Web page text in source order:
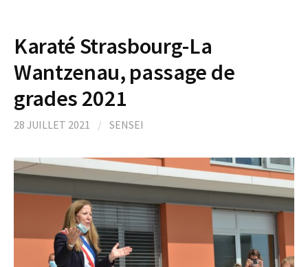
Karaté Strasbourg-La
Wantzenau, passage de
grades 2021
28 JUILLET 2021 / SENSEI